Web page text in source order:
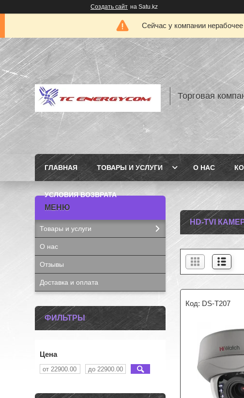
Создать сайт на Satu.kz
Сейчас у компании
Торговая
ГЛАВНАЯ ТОВАРЫ И УСЛУГИ О НАС
УСЛОВИЯ ВОЗВРАТА
HD-TVI
DS-T207
Товары и услуги
О нас
Отзывы
Доставка и оплата
ФИЛЬТРЫ
Цена